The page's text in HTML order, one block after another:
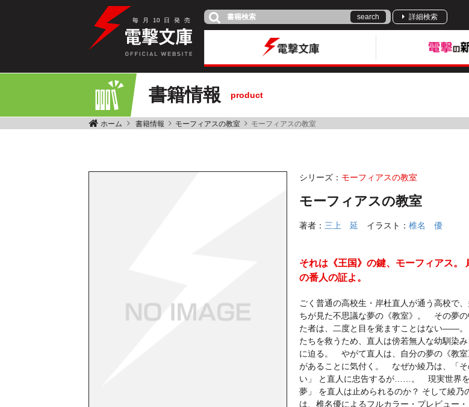
毎 月 10 日 発 売 search 詳細検索
書籍情報 product
ホーム 書籍情報 モーフィアスの教室 モーフィアスの教室
シリーズ： モーフィアスの教室
モーフィアスの教室
著者： 三上 延 イラスト： 椎名 優
それは《王国》の鍵、モーフィアス。
の番人の証よ。
ごく普通の高校生・岸杜直人が通う高校で
ちが見た不思議な夢の《教室》。 その夢
た者は、二度と目を覚ますことはない――
たちを救うため、直人は傍若無人な幼馴染
に迫る。 やがて直人は、自分の夢の《教
があることに気付く。 なぜか綾乃は、「そ
い」 と直人に忠告するが……。 現実世界を
夢」 を直人は止められるのか？ そして綾
は、椎名優によるフルカラー・プレビュー